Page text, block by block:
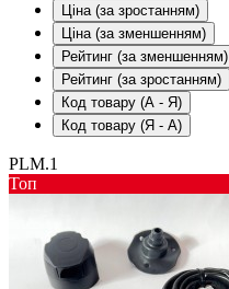
Ціна (за зростанням)
Ціна (за зменшенням)
Рейтинг (за зменшенням)
Рейтинг (за зростанням)
Код товару (А - Я)
Код товару (Я - А)
PLM.1
Toп